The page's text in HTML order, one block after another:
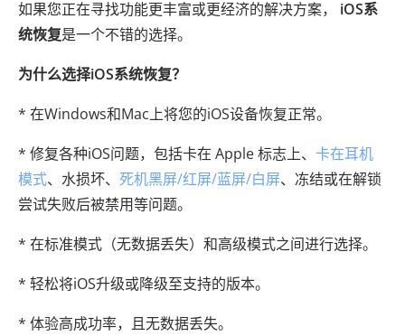
如果您正在寻找功能更丰富或更经济的解决方案， iOS系
统恢复是一个不错的选择。
为什么选择iOS系统恢复？
* 在Windows和Mac上将您的iOS设备恢复正常。
* 修复各种iOS问题，包括卡在 Apple 标志上、 卡在耳机
模式、水损坏、 死机黑屏/红屏/蓝屏/白屏、冻结或在解锁
尝试失败后被禁用等问题。
* 在标准模式（无数据丢失）和高级模式之间进行选择。
* 轻松将iOS升级或降级至支持的版本。
* 体验高成功率，且无数据丢失。